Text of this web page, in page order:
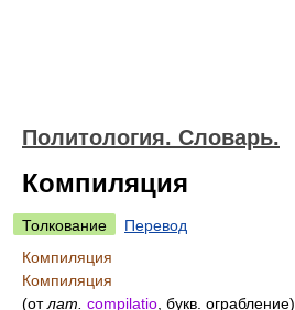
Политология. Словарь.
Компиляция
Толкование
Перевод
Компиляция
Компиляция
(отлат. compilatio , букв. ограбление)